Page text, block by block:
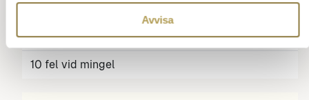
Avvisa
Bra bordsskick -20 tips
Effektivare mingel
10 fel vid mingel